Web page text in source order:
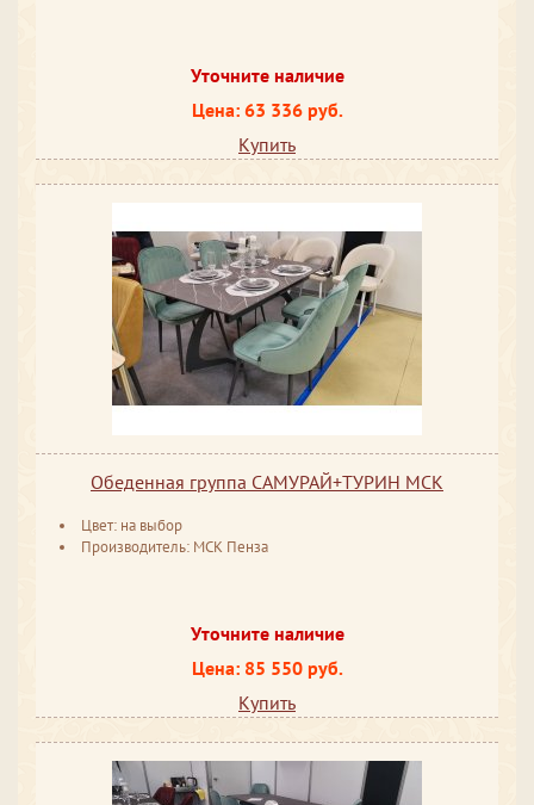
Уточните наличие
Цена: 63 336 руб.
Купить
Обеденная группа САМУРАЙ+ТУРИН МСК
Цвет: на выбор
Производитель: МСК Пенза
Уточните наличие
Цена: 85 550 руб.
Купить